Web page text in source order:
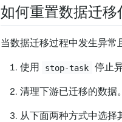
如何重置数据迁移
当数据迁移过程中发生异常
使用 stop-task 停止
清理下游已迁移的数据。
从下面两种方式中选择